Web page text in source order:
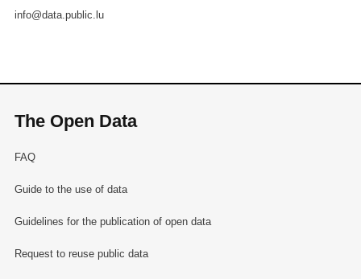
info@data.public.lu
The Open Data
FAQ
Guide to the use of data
Guidelines for the publication of open data
Request to reuse public data